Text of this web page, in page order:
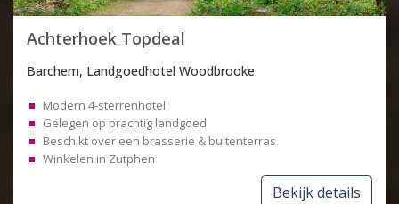
Achterhoek Topdeal
Barchem, Landgoedhotel Woodbrooke
Modern 4-sterrenhotel
Gelegen op prachtig landgoed
Beschikt over een brasserie & buitenterras
Winkelen in Zutphen
Bekijk details